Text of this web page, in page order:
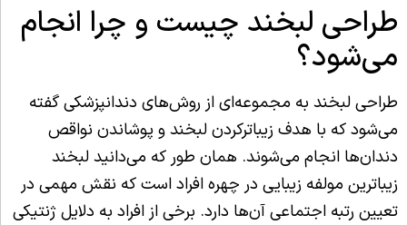
طراحی لبخند چیست و چرا انجام
می‌شود؟
طراحی لبخند به مجموعه‌ای از روش‌های دندانپزشکی گفته
می‌شود که با هدف زیباترکردن لبخند و پوشاندن نواقص
دندان‌ها انجام می‌شوند. همان طور که می‌دانید لبخند
زیباترین مولفه زیبایی در چهره افراد است که نقش مهمی در
تعیین رتبه اجتماعی آن‌ها دارد. برخی از افراد به دلایل ژنتیکی